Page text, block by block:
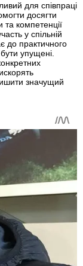
для співпраці
досягти
та компетенції
у спільній
до практичного
упущені.
значущий